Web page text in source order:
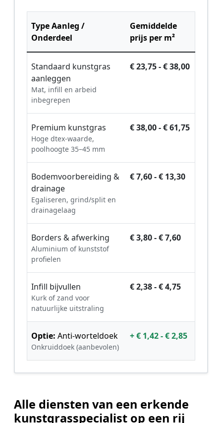
Type Aanleg /
Onderdeel
Gemiddelde
prijs per m²
Standaard kunstgras
aanleggen
Mat, infill en arbeid
inbegrepen
€ 23,75 - € 38,00
Premium kunstgras
Hoge dtex-waarde,
poolhoogte 35–45 mm
€ 38,00 - € 61,75
Bodemvoorbereiding &
drainage
Egaliseren, grind/split en
drainagelaag
€ 7,60 - € 13,30
Borders & afwerking
Aluminium of kunststof
profielen
€ 3,80 - € 7,60
Infill bijvullen
Kurk of zand voor
natuurlijke uitstraling
€ 2,38 - € 4,75
Optie: Anti-worteldoek
Onkruiddoek (aanbevolen)
+ € 1,42 - € 2,85
Alle diensten van een erkende
kunstgrasspecialist op een rij